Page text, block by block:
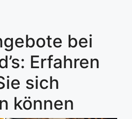
bei
Erfahren
sich
können